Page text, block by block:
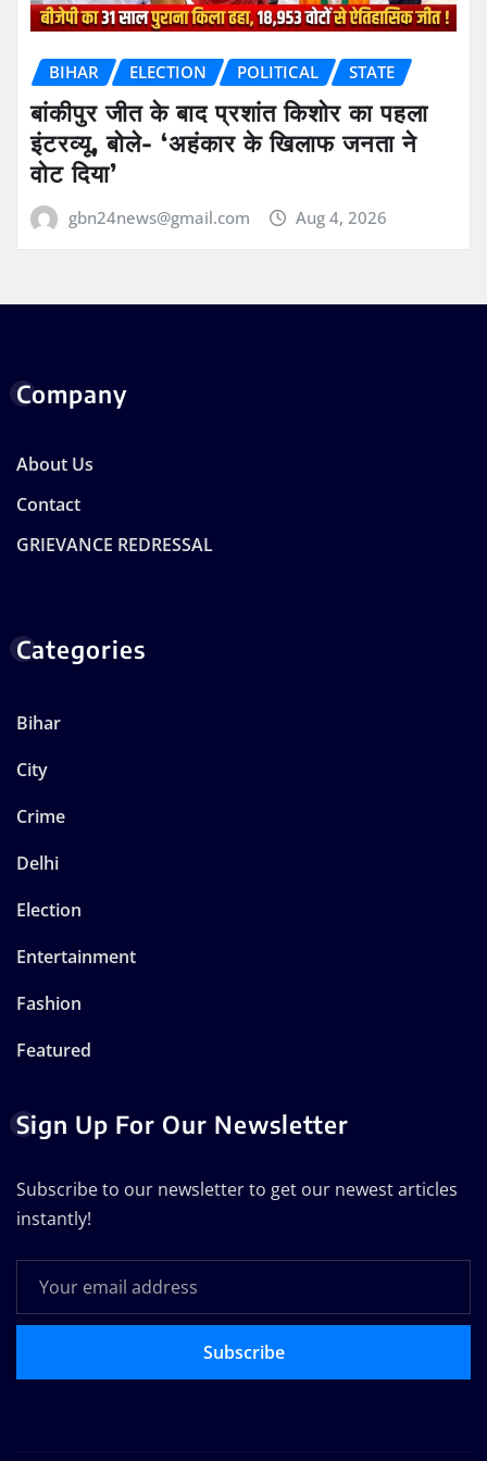
BIHAR ELECTION POLITICAL STATE
बांकीपुर जीत के बाद प्रशांत किशोर का पहला
इंटरव्यू, बोले- ‘अहंकार के खिलाफ जनता ने
वोट दिया’
gbn24news@gmail.com Aug 4, 2026
Company
About Us
Contact
GRIEVANCE REDRESSAL
Categories
Bihar
City
Crime
Delhi
Election
Entertainment
Fashion
Featured
Sign Up For Our Newsletter
Subscribe to our newsletter to get our newest articles
instantly!
Subscribe